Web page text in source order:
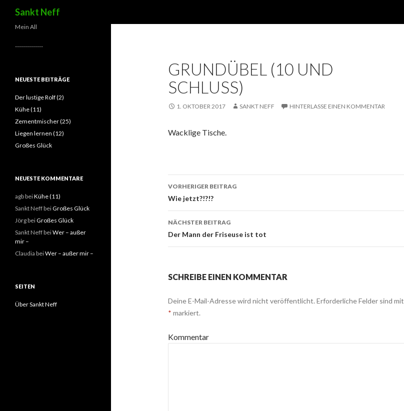
Sankt Neff
GRUNDÜBEL (10 UND
SCHLUSS)
1. OKTOBER 2017 SANKT NEFF HINTERLASSE EINEN KOMMENTAR
Wacklige Tische.
Beitragsnavigation
VORHERIGER BEITRAG
Wie jetzt?!?!?
NÄCHSTER BEITRAG
Der Mann der Friseuse ist tot
SCHREIBE EINEN KOMMENTAR
Deine E-Mail-Adresse wird nicht veröffentlicht. Erforderliche Felder sind mit
* markiert.
Kommentar
Mein All
--------------
NEUESTE BEITRÄGE
Der lustige Rolf (2)
Kühe (11)
Zementmischer (25)
Liegen lernen (12)
Großes Glück
NEUESTE KOMMENTARE
agbbeiKühe (11)
Sankt NeffbeiGroßes Glück
JörgbeiGroßes Glück
Sankt NeffbeiWer – außer
mir –
Claudia beiWer – außer mir –
SEITEN
Über Sankt Neff